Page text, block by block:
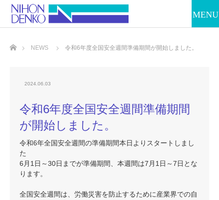
NEWS
令和6年度全国安全週間準備期間が開始しました。
2024.06.03
令和6年度全国安全週間準備期間
が開始しました。
令和6年全国安全週間の準備期間本日よりスタートしまし
た
6月1日～30日までが準備期間、本週間は7月1日～7日とな
ります。
全国安全週間は、労働災害を防止するために産業界での自